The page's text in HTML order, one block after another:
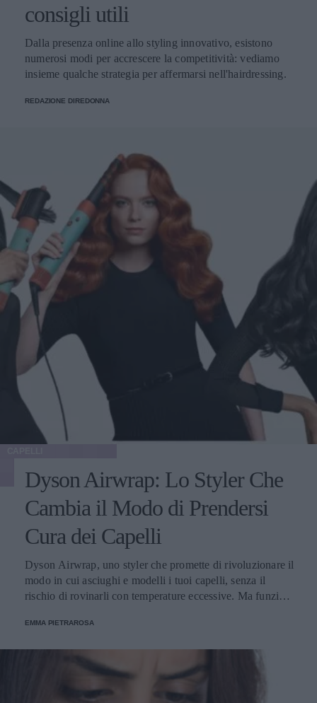
consigli utili
Dalla presenza online allo styling innovativo, esistono
numerosi modi per accrescere la competitività: vediamo
insieme qualche strategia per affermarsi nell'hairdressing.
REDAZIONE DIREDONNA
Dyson Airwrap: Lo Styler Che
Cambia il Modo di Prendersi
Cura dei Capelli
Dyson Airwrap, uno styler che promette di rivoluzionare il
modo in cui asciughi e modelli i tuoi capelli, senza il
rischio di rovinarli con temperature eccessive. Ma funziona
EMMA PIETRAROSA